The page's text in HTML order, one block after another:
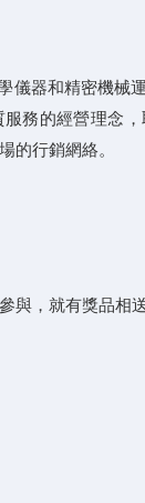
儀器和精密機械
務的經營理念
的行銷網絡。
與，就有獎品相